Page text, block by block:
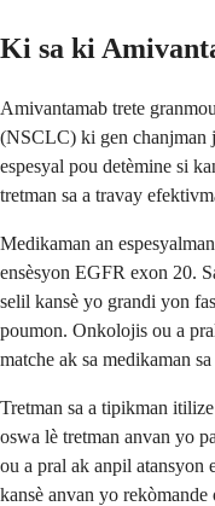
Ki sa ki
Amivantamab trete
(NSCLC) ki gen chanjman
espesyal pou detèmine si
tretman sa a travay
Medikaman an
ensèsyon EGFR exon 20.
selil kansè yo grandi yon
poumon. Onkolojis ou a
matche ak sa medikaman
Tretman sa a tipikman
oswa lè tretman anvan yo
ou a pral ak anpil atansyon
kansè anvan yo rekòmande